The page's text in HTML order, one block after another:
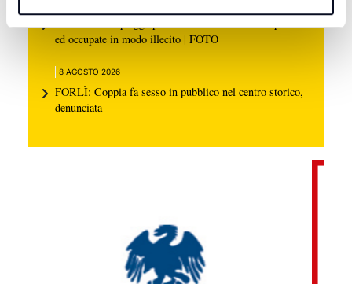
ed occupate in modo illecito | FOTO
8 AGOSTO 2026
FORLÌ: Coppia fa sesso in pubblico nel centro storico,
denunciata